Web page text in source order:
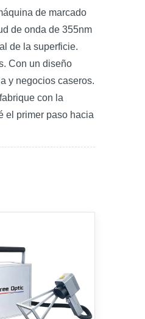
de marcado
de onda de 355nm
de la superficie.
Con un diseño
y negocios caseros.
con la
el primer paso hacia